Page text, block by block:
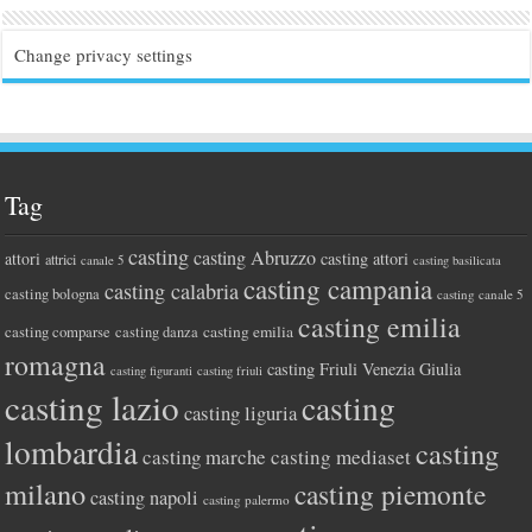
Change privacy settings
Tag
attori attrici canale 5 casting casting Abruzzo casting attori casting basilicata
casting bologna casting calabriacasting campania casting canale 5
casting comparse casting danza casting emilia casting emilia
romagna casting figuranti casting friuli casting Friuli Venezia Giulia
casting lazio casting liguriacasting
lombardiacasting marche casting mediasetcasting
milano casting napoli casting palermo casting piemonte